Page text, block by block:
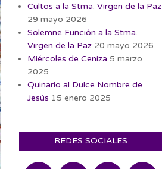
Cultos a la Stma. Virgen de la Paz
29 mayo 2026
Solemne Función a la Stma.
Virgen de la Paz 20 mayo 2026
Miércoles de Ceniza 5 marzo
2025
Quinario al Dulce Nombre de
Jesús 15 enero 2025
REDES SOCIALES